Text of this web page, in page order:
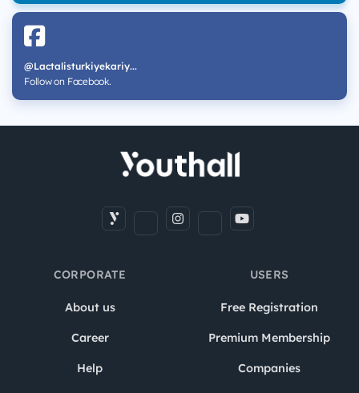
@Lactalisturkiyekariy...
Follow on Facebook.
CORPORATE
About us
Career
Help
USERS
Free Registration
Premium Membership
Companies